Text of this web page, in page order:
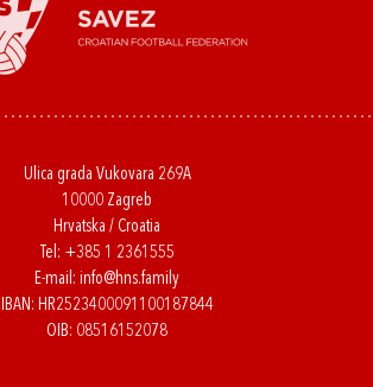
Ulica grada Vukovara 269A
10000 Zagreb
Hrvatska / Croatia
Tel: +385 1 2361555
E-mail: info@hns.family
IBAN: HR2523400091100187844
OIB: 08516152078